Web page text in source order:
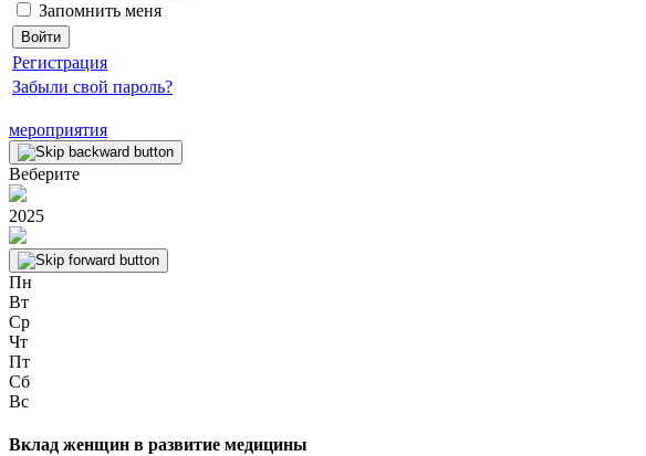
Запомнить меня
Регистрация
Забыли свой пароль?
мероприятия
Веберите
2025
Пн
Вт
Ср
Чт
Пт
Сб
Вс
Вклад женщин в развитие медицины